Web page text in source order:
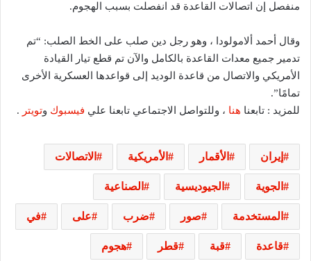
منفصل إن اتصالات القاعدة قد انفصلت بسبب الهجوم.
وقال أحمد ألامولودا ، وهو رجل دين صلب على الخط الصلب: “تم
تدمير جميع معدات القاعدة بالكامل والآن تم قطع تيار القيادة
الأمريكي والاتصال من قاعدة الوديد إلى قواعدها العسكرية الأخرى
تمامًا”.
للمزيد : تابعنا هنا ، وللتواصل الاجتماعي تابعنا علي فيسبوك وتويتر .
إيران الأقمار الأمريكية الاتصالات
الجوية الجيوديسية الصناعية
المستخدمة صور ضرب على في
قاعدة قبة قطر هجوم